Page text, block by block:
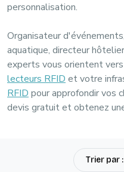
personnalisation.
Organisateur
aquatique, directeur
experts vous orientent
lecteurs RFID et votre
RFID pour approfondir vos
devis gratuitet obtenez
Trier par